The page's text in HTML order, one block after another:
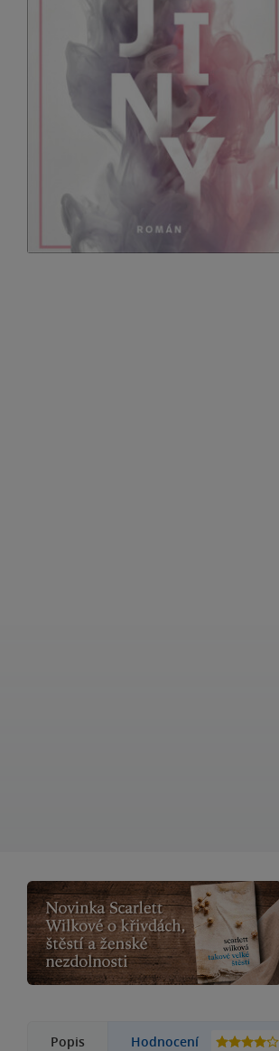
Popis Hodnocení